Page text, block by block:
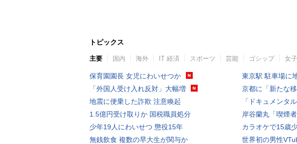
トピックス
主要 国内 海外 IT 経済 スポーツ 芸能 ゴシップ 女子
保育園園長 女児にわいせつか
「外国人受け入れ反対」大幅増
地震に便乗した詐欺 注意喚起
1.5億円受け取りか 国税職員処分
少年19人にわいせつ 懲役15年
無銭飲食 複数の早大生が関与か
東京駅 駐車場に
京都に「新たな
「ドキュメンタ
岸谷蘭丸「喫煙
カラオケで15歳
世界初の男性